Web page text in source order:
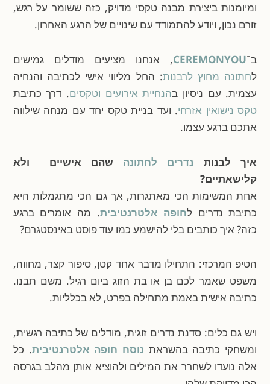
ומיומנות ביצירת מבנה טקסי מדויק, כזה ששומר על רגש,
זורם נכון, ויודע להתמודד עם שינויים של הרגע האחרון.
ב־CEREMONYOU, אנחנו מציעים מודלים גמישים
לחתונה מחוץ לרבנות: החל מליווי אישי לכתיבה והנחיה
עצמית. עם ניסיון בהנחיית אירועים וטקסים. דרך כתיבת
טקס נישואין אזרחי. ועד בניית טקס יחד עם מנחה שילווה
אתכם ברגע עצמו.
איך לבנות נדרים לחתונהשהם אישיים ולא
קלישאתיים?
אחת המשימות הכי מאתגרות, אך גם הכי מתגמלות היא
כתיבת נדרים לחופה אלטרנטיבית. מה אומרים ברגע
כזה? איך כותבים בלי להישמע כמו עוד פוסט באינסטגרם?
הטיפ המרכזי: התחילו מדבר אחד קטן, סיפור קצר, מחווה,
משפט שאמר לכם בן או בת הזוג ביום רגיל. משם תבנו.
כתיבה אישית באמת מתחילה בפרט, לא בכלליות.
ויש גם כלים: סדנת נדרים זוגית, מודלים של כתיבה רגשית,
ומשחקי כתיבה בהשראת נוסח חופה אלטרנטיבית. כל
אלה נועדו לשחרר את המילים ולהוציא אותן מהלב בגרסה